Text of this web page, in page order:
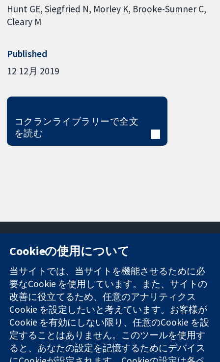
Hunt GE Siegfried N Morley K Brooke-Sumner C
Cleary M
Published
12 12月 2019
コクランライブラリーで全文
を読む
信頼できるエビ
デンスと
情報に基づく意
思決定により
健康のさらなる
向上へ
11-13 Cavendish
Square
London
W1G 0AN
United Kingdom
お問い合わせ
ニュース
広報
コクランにつ
いて
採用
Cochrane
Library
Cookieの使用について
当サイトでは、当サイトを機能させるために必
要なCookie を使用しています。また、サイトの
改善に役立てるため、任意のアナリティクス
Cookie を設定したいと考えています。お客様が
Cookie を有効にしない限り、任意のCookie を設
定することはありません。このツールを使用す
ると、あなたの設定を記憶するためにデバイス